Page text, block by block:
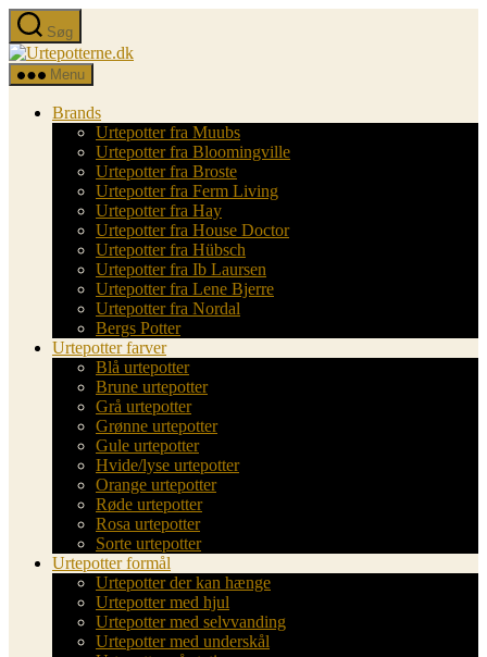
Spring
til
indholdet
Søg
Urtepotterne.dk
Menu
Brands
Urtepotter fra Muubs
Urtepotter fra Bloomingville
Urtepotter fra Broste
Urtepotter fra Ferm Living
Urtepotter fra Hay
Urtepotter fra House Doctor
Urtepotter fra Hübsch
Urtepotter fra Ib Laursen
Urtepotter fra Lene Bjerre
Urtepotter fra Nordal
Bergs Potter
Urtepotter farver
Blå urtepotter
Brune urtepotter
Grå urtepotter
Grønne urtepotter
Gule urtepotter
Hvide/lyse urtepotter
Orange urtepotter
Røde urtepotter
Rosa urtepotter
Sorte urtepotter
Urtepotter formål
Urtepotter der kan hænge
Urtepotter med hjul
Urtepotter med selvvanding
Urtepotter med underskål